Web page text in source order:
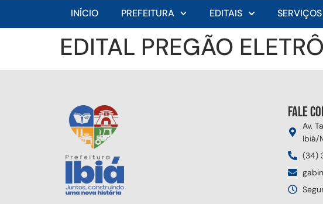
INÍCIO PREFEITURA EDITAIS SERVIÇOS
EDITAL PREGÃO
Fale
Av.
Ibiá/
(34)